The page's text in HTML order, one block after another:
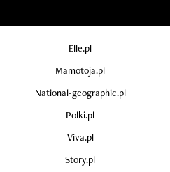
Elle.pl
Mamotoja.pl
National-geographic.pl
Polki.pl
Viva.pl
Story.pl